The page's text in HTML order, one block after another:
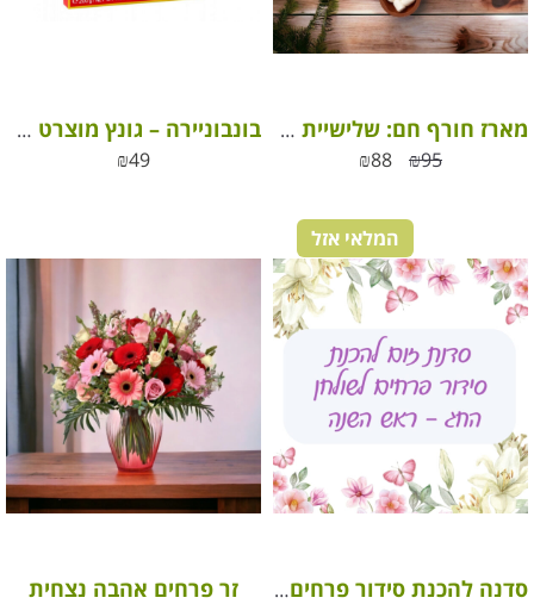
מארז חורף חם: שלישיית פצצות שוקולד ענקיים משוקולד חלב משובח
₪95
₪88
בונבוניירה – גונץ מוצרט אצבעות שוקולד
₪49
המלאי אזל
סדנה להכנת סידור פרחים לראש השנה – אינטרנטית
זר פרחים אהבה נצחית